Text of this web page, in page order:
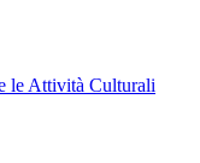
le Attività Culturali